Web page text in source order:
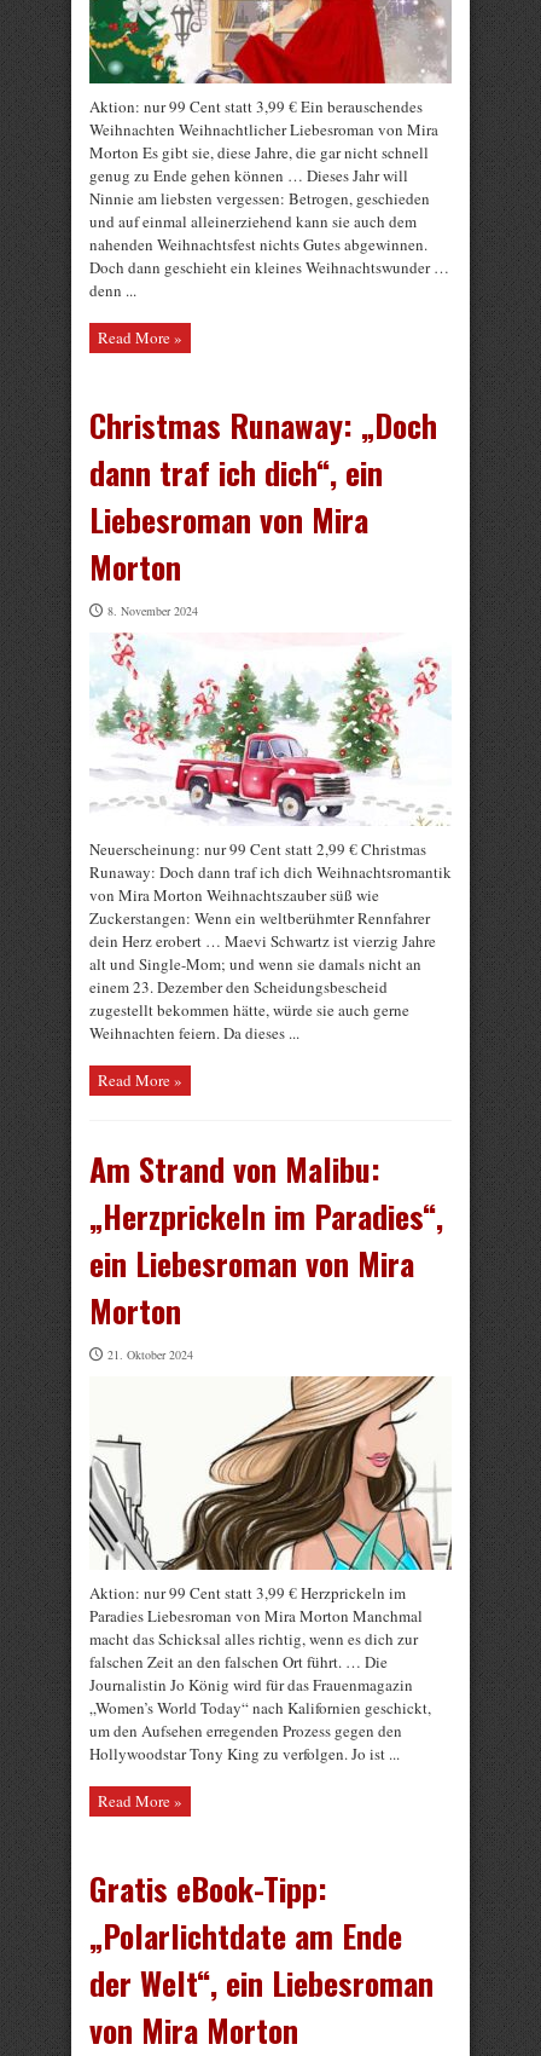
Aktion: nur 99 Cent statt 3,99 € Ein berauschendes
Weihnachten Weihnachtlicher Liebesroman von Mira
Morton Es gibt sie, diese Jahre, die gar nicht schnell
genug zu Ende gehen können … Dieses Jahr will
Ninnie am liebsten vergessen: Betrogen, geschieden
und auf einmal alleinerziehend kann sie auch dem
nahenden Weihnachtsfest nichts Gutes abgewinnen.
Doch dann geschieht ein kleines Weihnachtswunder …
denn ...
Read More »
Christmas Runaway: „Doch
dann traf ich dich“, ein
Liebesroman von Mira
Morton
8. November 2024
Neuerscheinung: nur 99 Cent statt 2,99 € Christmas
Runaway: Doch dann traf ich dich Weihnachtsromantik
von Mira Morton Weihnachtszauber süß wie
Zuckerstangen: Wenn ein weltberühmter Rennfahrer
dein Herz erobert … Maevi Schwartz ist vierzig Jahre
alt und Single-Mom; und wenn sie damals nicht an
einem 23. Dezember den Scheidungsbescheid
zugestellt bekommen hätte, würde sie auch gerne
Weihnachten feiern. Da dieses ...
Read More »
Am Strand von Malibu:
„Herzprickeln im Paradies“,
ein Liebesroman von Mira
Morton
21. Oktober 2024
Aktion: nur 99 Cent statt 3,99 € Herzprickeln im
Paradies Liebesroman von Mira Morton Manchmal
macht das Schicksal alles richtig, wenn es dich zur
falschen Zeit an den falschen Ort führt. … Die
Journalistin Jo König wird für das Frauenmagazin
„Women’s World Today“ nach Kalifornien geschickt,
um den Aufsehen erregenden Prozess gegen den
Hollywoodstar Tony King zu verfolgen. Jo ist ...
Read More »
Gratis eBook-Tipp:
„Polarlichtdate am Ende
der Welt“, ein Liebesroman
von Mira Morton